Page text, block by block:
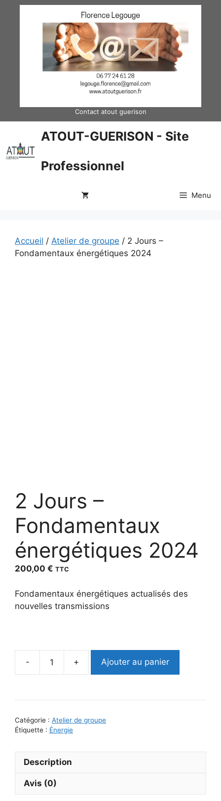
Contact atout guerison
ATOUT-GUERISON - Site
Professionnel
Menu
Accueil / Atelier de groupe / 2 Jours –
Fondamentaux énergétiques 2024
2 Jours –
Fondamentaux
énergétiques 2024
200,00 € TTC
Fondamentaux énergétiques actualisés des
nouvelles transmissions
quantité
-
2024
Ajouter au panier
Catégorie : Atelier de groupe
Étiquette : Énergie
Description
Avis (0)